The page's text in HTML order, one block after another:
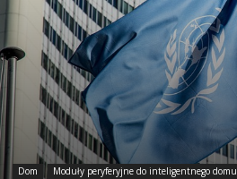
Dom Moduły peryferyjne do inteligentnego domu